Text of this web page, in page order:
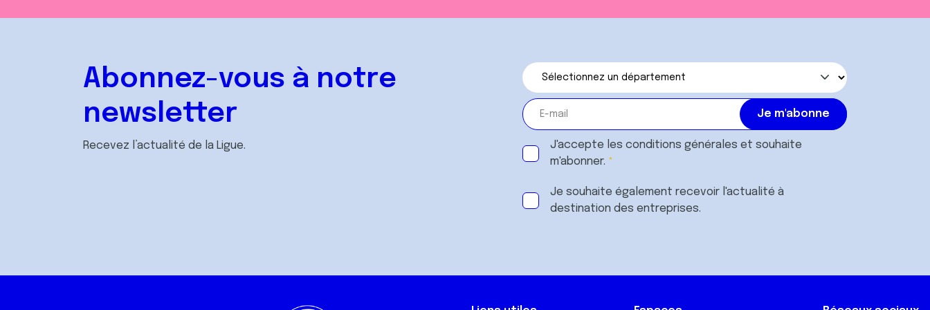
e
Abonnez-vous à notre
newsletter
Recevez l’actualité de la Ligue. J'accepte les conditions générales et souhaite
m'abonner.
Je souhaite également recevoir l'actualité à
destination des entreprises.